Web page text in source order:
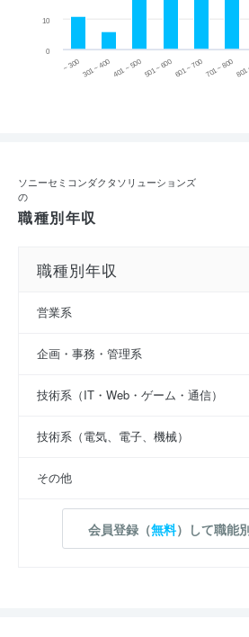
~ 300 301 ~ 400 401 ~ 500501 ~ 600601 ~ 700701 ~ 800
0
10
ソニーセミコンダクタソリューションズ
の
職種別年収
職種別年収
営業系
企画・事務・管理系
技術系（IT・Web・ゲーム・通信）
技術系（電気、電子、機械）
その他
会員登録（無料）して職能